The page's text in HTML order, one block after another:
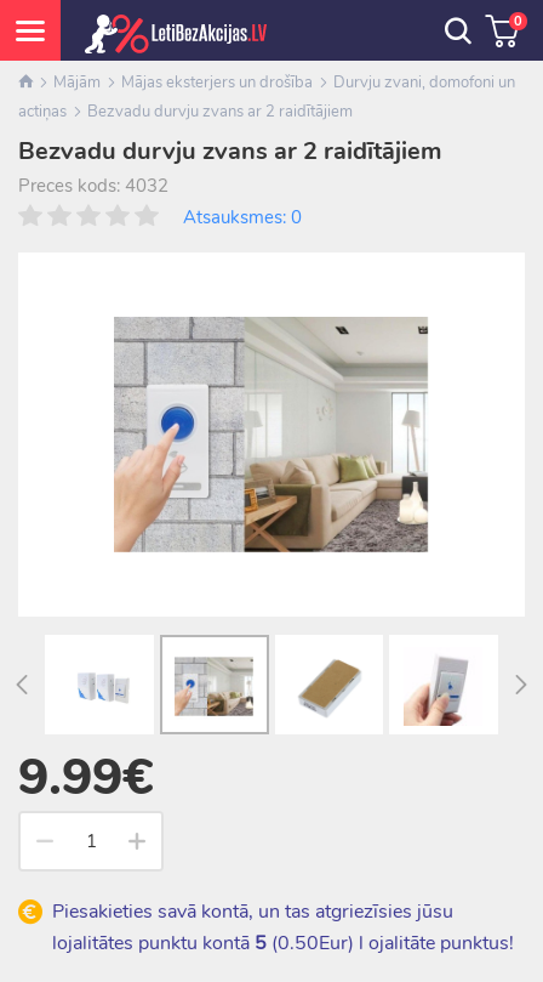
0
Mājām Mājas eksterjers un drošība
Durvju zvani, domofoni un
actiņas
Bezvadu durvju zvans ar 2 raidītājiem
Bezvadu durvju zvans ar 2 raidītājiem
Preces kods: 4032
Atsauksmes: 0
9.99€
Piesakieties savā kontā, un tas atgriezīsies jūsu
lojalitātes punktu kontā 5 (0.50Eur) l ojalitāte punktus!